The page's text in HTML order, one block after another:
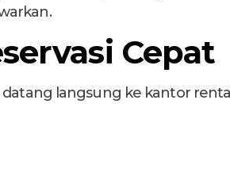
Cepat
langsung ke kantor